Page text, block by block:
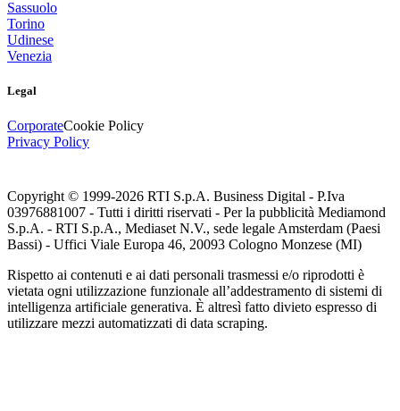
Sassuolo
Torino
Udinese
Venezia
Legal
CorporateCookie Policy
Privacy Policy
Copyright © 1999-2026 RTI S.p.A. Business Digital - P.Iva
03976881007 - Tutti i diritti riservati - Per la pubblicità Mediamond
S.p.A. - RTI S.p.A., Mediaset N.V., sede legale Amsterdam (Paesi
Bassi) - Uffici Viale Europa 46, 20093 Cologno Monzese (MI)
Rispetto ai contenuti e ai dati personali trasmessi e/o riprodotti è
vietata ogni utilizzazione funzionale all’addestramento di sistemi di
intelligenza artificiale generativa. È altresì fatto divieto espresso di
utilizzare mezzi automatizzati di data scraping.